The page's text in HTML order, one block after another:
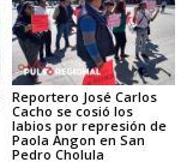
Reportero José Carlos
Cacho se cosió los
labios por represión de
Paola Angon en San
Pedro Cholula